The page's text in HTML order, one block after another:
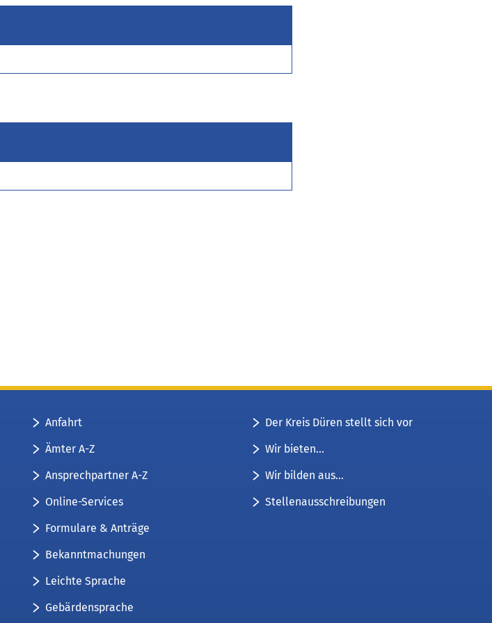
)
Anfahrt
Ämter A-Z
Ansprechpartner A-Z
Online-Services
Formulare & Anträge
Bekanntmachungen
Leichte Sprache
Gebärdensprache
Der Kreis Düren stellt sich vor
Wir bieten...
Wir bilden aus...
Stellenausschreibungen